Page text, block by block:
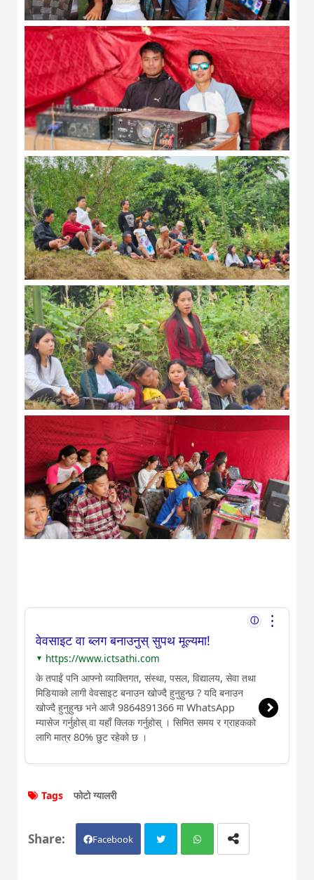
ⓘ ⋮
वेवसाइट वा ब्लग बनाउनुस् सुपथ मूल्यमा!
▼ https://www.ictsathi.com
के तपाईं पनि आफ्नो व्याक्तिगत, संस्था, पसल, विद्यालय, सेवा तथा
मिडियाको लागी वेवसाइट बनाउन खोज्दै हुनुहुन्छ ? यदि बनाउन
खोज्दै हुनुहुन्छ भने आजै 9864891366 मा WhatsApp
म्यासेज गर्नुहोस् वा यहाँ क्लिक गर्नुहोस् । सिमित समय र ग्राहकको
लागि मात्र 80% छुट रहेको छ ।
Tags फोटो ग्यालरी
Facebook